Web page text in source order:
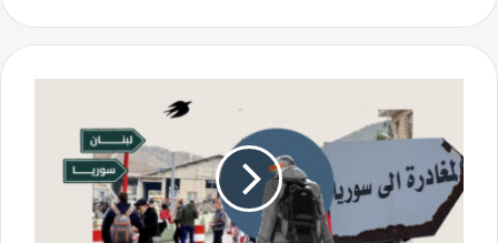
السوريون
يتريثون
بالعودة..
العوائق
والأسباب